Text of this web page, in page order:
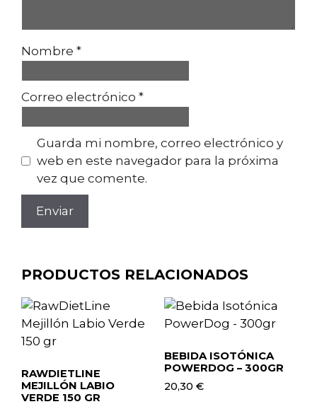
Nombre *
Correo electrónico *
Guarda mi nombre, correo electrónico y
web en este navegador para la próxima
vez que comente.
PRODUCTOS RELACIONADOS
RAWDIETLINE
MEJILLÓN LABIO
VERDE 150 GR
BEBIDA ISOTÓNICA
POWERDOG – 300GR
20,30 €